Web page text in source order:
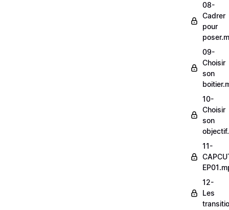
08-
Cadrer
pour
09-
Choisir
son
10-
Choisir
son
11-
12-
Les